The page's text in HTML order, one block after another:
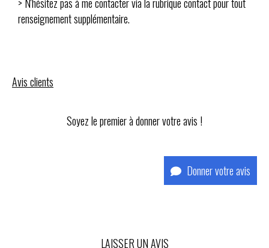
renseignement supplémentaire.
Avis clients
Soyez le premier à donner votre avis !
Donner votre avis
LAISSER UN AVIS